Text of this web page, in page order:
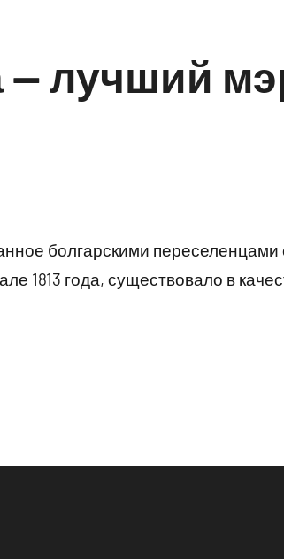
— лучший
болгарскими переселенцами
1813 года, существовало в